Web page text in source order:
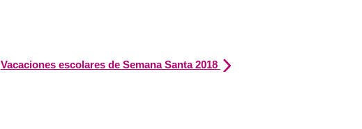
Vacaciones escolares de Semana Santa 2018